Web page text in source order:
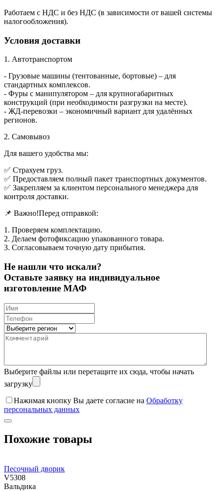
Работаем с НДС и без НДС (в зависимости от вашей системы
налогообложения).
Условия доставки
1. Автотранспортом
- Грузовые машины (тентованные, бортовые) – для
стандартных комплексов.
- Фуры с манипулятором – для крупногабаритных
конструкций (при необходимости разгрузки на месте).
- ЖД-перевозки – экономичный вариант для удалённых
регионов.
2. Самовывоз
Для вашего удобства мы:
✅ Страхуем груз.
✅ Предоставляем полный пакет транспортных документов.
✅ Закрепляем за клиентом персонального менеджера для
контроля доставки.
📌 Важно!Перед отправкой:
1. Проверяем комплектацию.
2. Делаем фотофиксацию упакованного товара.
3. Согласовываем точную дату прибытия.
Не нашли что искали?
Оставьте заявку на индивидуальное
изготовление МАФ
Выберите файлы или перетащите их сюда, чтобы начать
загрузку
Нажимая кнопку Вы даете согласие на Обработку
персональных данных
Похожие товары
Песочный дворик
V5308
Вальдика